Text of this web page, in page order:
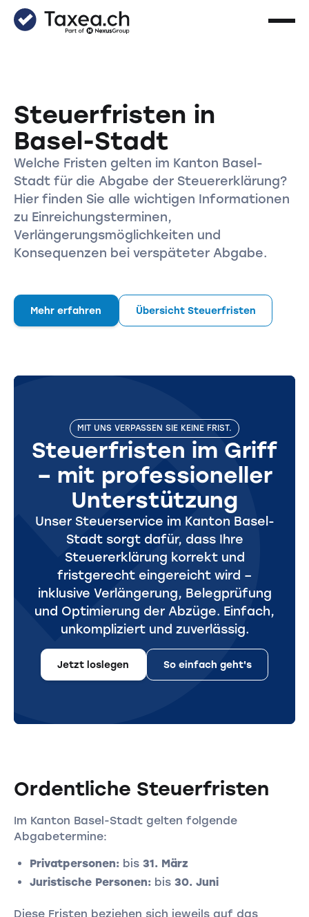
Steuerfristen in
Basel-Stadt
Welche Fristen gelten im Kanton Basel-
Stadt für die Abgabe der Steuererklärung?
Hier finden Sie alle wichtigen Informationen
zu Einreichungsterminen,
Verlängerungsmöglichkeiten und
Konsequenzen bei verspäteter Abgabe.
Mehr erfahren Übersicht Steuerfristen
MIT UNS VERPASSEN SIE KEINE FRIST.
Steuerfristen im Griff
– mit professioneller
Unterstützung
Unser Steuerservice im Kanton Basel-
Stadt sorgt dafür, dass Ihre
Steuererklärung korrekt und
fristgerecht eingereicht wird –
inklusive Verlängerung, Belegprüfung
und Optimierung der Abzüge. Einfach,
unkompliziert und zuverlässig.
Jetzt loslegen So einfach geht's
Ordentliche Steuerfristen
Im Kanton Basel-Stadt gelten folgende
Abgabetermine:
Privatpersonen: bis31. März
Juristische Personen: bis30. Juni
Diese Fristen beziehen sich jeweils auf das